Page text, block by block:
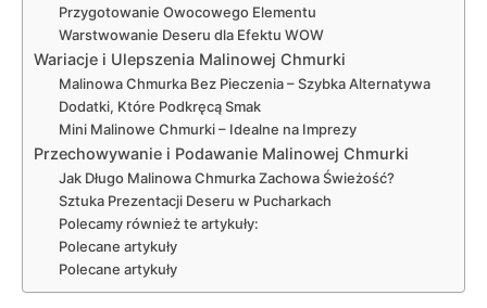
Przygotowanie Owocowego Elementu
Warstwowanie Deseru dla Efektu WOW
Wariacje i Ulepszenia Malinowej Chmurki
Malinowa Chmurka Bez Pieczenia – Szybka Alternatywa
Dodatki, Które Podkręcą Smak
Mini Malinowe Chmurki – Idealne na Imprezy
Przechowywanie i Podawanie Malinowej Chmurki
Jak Długo Malinowa Chmurka Zachowa Świeżość?
Sztuka Prezentacji Deseru w Pucharkach
Polecamy również te artykuły:
Polecane artykuły
Polecane artykuły